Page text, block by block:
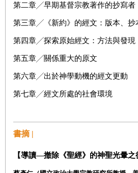
第二章╱早期基督宗教著作的抄寫者
第三章╱《新約》的經文：版本、抄
第四章╱探索原始經文：方法與發現
第五章╱關係重大的原文
第六章╱出於神學動機的經文更動
第七章╱經文所處的社會環境
附 錄╱訪談巴特．葉爾曼
書摘 |
【導讀—撤除《聖經》的神聖光暈之